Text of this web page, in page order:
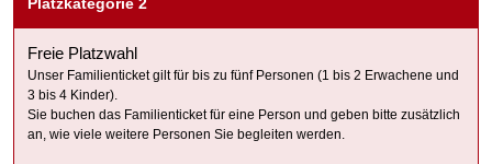
Platzkategorie 2
Freie Platzwahl
Unser Familienticket gilt für bis zu fünf Personen (1 bis 2 Erwachene und
3 bis 4 Kinder).
Sie buchen das Familienticket für eine Person und geben bitte zusätzlich
an, wie viele weitere Personen Sie begleiten werden.